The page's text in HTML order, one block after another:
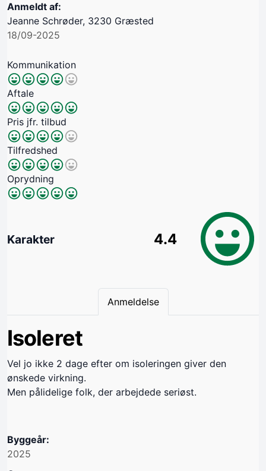
Anmeldt af:
Jeanne Schrøder, 3230 Græsted
18/09-2025
Kommunikation
Aftale
Pris jfr. tilbud
Tilfredshed
Oprydning
Karakter 4.4
Anmeldelse
Isoleret
Vel jo ikke 2 dage efter om isoleringen giver den
ønskede virkning.
Men pålidelige folk, der arbejdede seriøst.
Byggeår:
2025